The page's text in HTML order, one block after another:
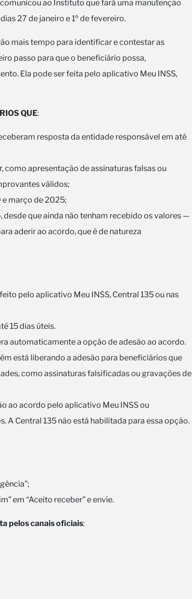
ao Instituto que fará uma manutenção
27 de janeiro e 1º de fevereiro.
mais tempo para identificar e contestar as
passo para que o beneficiário possa,
Ela pode ser feita pelo aplicativo Meu INSS,
QUE:
resposta da entidade responsável em até
apresentação de assinaturas falsas ou
válidos;
março de 2025;
que ainda não tenham recebido os valores —
aderir ao acordo, que é de natureza
pelo aplicativo Meu INSS, Central 135 ou nas
15 dias úteis.
automaticamente a opção de adesão ao acordo.
está liberando a adesão para beneficiários que
como assinaturas falsificadas ou gravações de
ao acordo pelo aplicativo Meu INSS ou
A Central 135 não está habilitada para essa opção.
em “Aceito receber” e envie.
pelos canais oficiais: